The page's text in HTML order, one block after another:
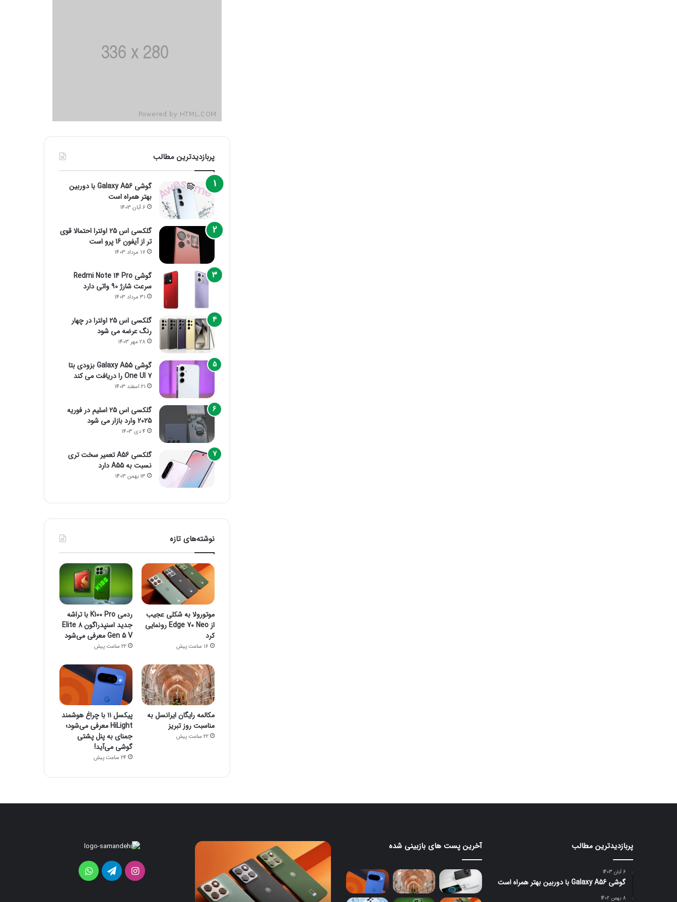
پربازدیدترین مطالب
گوشی Galaxy A56 با دوربین
بهتر همراه است
6 آبان 1403
گلکسی اس 25 اولترا احتمالا قوی
تر از آیفون 16 پرو است
17 مرداد 1403
گوشی Redmi Note 14 Pro
سرعت شارژ 90 واتی دارد
31 مرداد 1403
گلکسی اس 25 اولترا در چهار
رنگ عرضه می شود
28 مهر 1403
گوشی Galaxy A55 بزودی بتا
One UI 7 را دریافت می کند
21 اسفند 1403
گلکسی اس 25 اسلیم در فوریه
2025 وارد بازار می شود
4 دی 1403
گلکسی A56 تعمیر سخت تری
نسبت به A55 دارد
13 بهمن 1403
نوشته‌های تازه
موتورولا به شکلی عجیب
از Edge 70 Neo رونمایی
کرد
16 ساعت پیش
ردمی K100 Pro با تراشه
جدید اسنپدراگون 8 Elite
Gen 5 V معرفی می‌شود
22 ساعت پیش
مکالمه رایگان ایرانسل به
مناسبت روز تبریز
22 ساعت پیش
پیکسل ۱۱ با چراغ هوشمند
HiLight معرفی می‌شود؛
جمنای به پنل پشتی
گوشی می‌آید!
24 ساعت پیش
پربازدیدترین مطالب
6 آبان 1403
گوشی Galaxy A56 با دوربین بهتر همراه است
8 بهمن 1402
آخرین پست های بازبینی شده
اوپو
Max
باتری
هواوی
از
پاوربانک
۱۰۰
واتی
هوشمند
موتورولا
به
شکلی
عجیب
از
Edge
اینستاگرامتلگرام واتس